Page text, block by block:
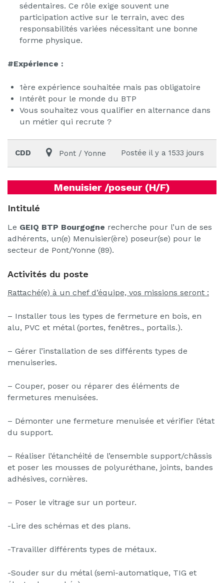
sédentaires. Ce rôle exige souvent une
participation active sur le terrain, avec des
responsabilités variées nécessitant une bonne
forme physique.
#Expérience :
1ère expérience souhaitée mais pas obligatoire
Intérêt pour le monde du BTP
Vous souhaitez vous qualifier en alternance dans
un métier qui recrute ?
CDD Pont / Yonne Postée il y a 1533 jours
Menuisier /poseur (H/F)
Intitulé
Le GEIQ BTP Bourgogne recherche pour l’un de ses
adhérents, un(e) Menuisier(ère) poseur(se) pour le
secteur de Pont/Yonne (89).
Activités du poste
Rattaché(e) à un chef d’équipe, vos missions seront :
– Installer tous les types de fermeture en bois, en
alu, PVC et métal (portes, fenêtres., portails.).
– Gérer l’installation de ses différents types de
menuiseries.
– Couper, poser ou réparer des éléments de
fermetures menuisées.
– Démonter une fermeture menuisée et vérifier l’état
du support.
– Réaliser l’étanchéité de l’ensemble support/châssis
et poser les mousses de polyuréthane, joints, bandes
adhésives, cornières.
– Poser le vitrage sur un porteur.
-Lire des schémas et des plans.
-Travailler différents types de métaux.
-Souder sur du métal (semi-automatique, TIG et